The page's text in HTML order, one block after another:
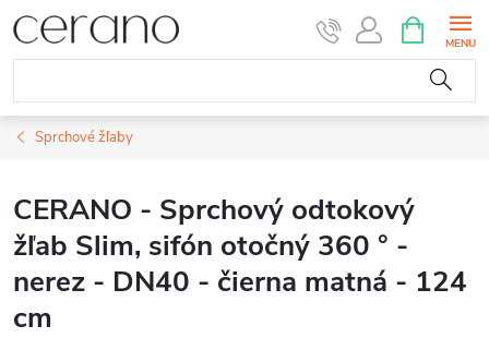
Prejsť
na
obsah
KOŠÍK
Sprchové žľaby
CERANO - Sprchový odtokový
žľab Slim, sifón otočný 360 ° -
nerez - DN40 - čierna matná - 124
cm